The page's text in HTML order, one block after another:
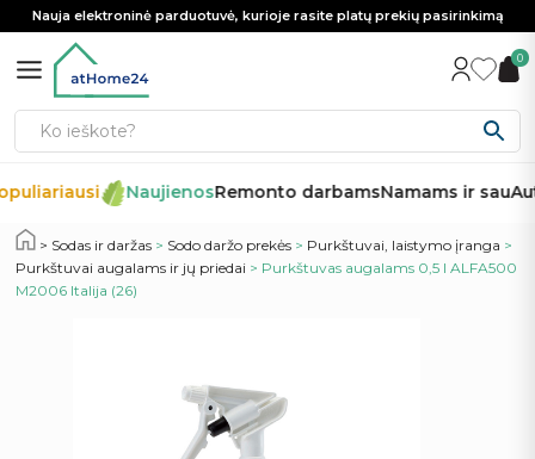
Nauja elektroninė parduotuvė, kurioje rasite platų prekių pasirinkimą
0
NaujienosRemonto darbamsNamams ir sau
Sodas ir daržas > Sodo daržo prekės > Purkštuvai, laistymo įranga >
Purkštuvai augalams ir jų priedai > Purkštuvas augalams 0,5 l ALFA500
M2006 Italija (26)